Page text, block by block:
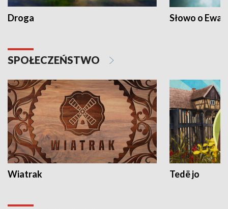
Droga Słowo o
SPOŁECZEŃSTWO
Wiatrak Tedë jo